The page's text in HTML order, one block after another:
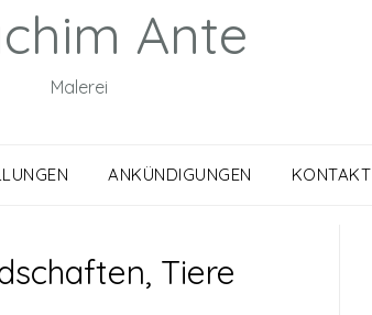
Ante
Malerei
ANKÜNDIGUNGEN KONTAKT
Tiere